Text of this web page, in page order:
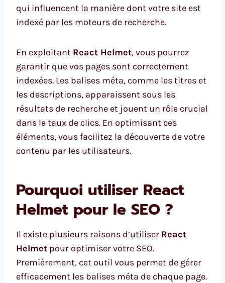
qui influencent la manière dont votre site est
indexé par les moteurs de recherche.
En exploitant React Helmet, vous pourrez
garantir que vos pages sont correctement
indexées. Les balises méta, comme les titres et
les descriptions, apparaissent sous les
résultats de recherche et jouent un rôle crucial
dans le taux de clics. En optimisant ces
éléments, vous facilitez la découverte de votre
contenu par les utilisateurs.
Pourquoi utiliser React
Helmet pour le SEO ?
Il existe plusieurs raisons d’utiliser React
Helmet pour optimiser votre SEO.
Premièrement, cet outil vous permet de gérer
efficacement les balises méta de chaque page.